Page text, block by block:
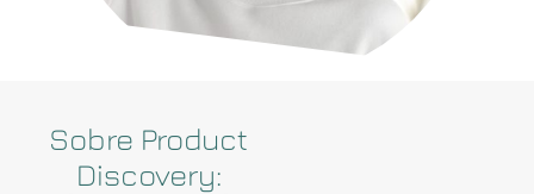
Sobre Product
Discovery: